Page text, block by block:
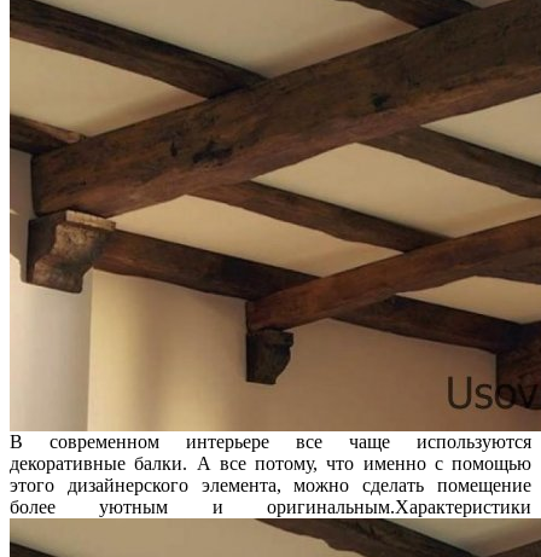
В современном интерьере все чаще используются
декоративные балки. А все потому, что именно с помощью
этого дизайнерского элемента, можно сделать помещение
более уютным и оригинальным.Характеристики